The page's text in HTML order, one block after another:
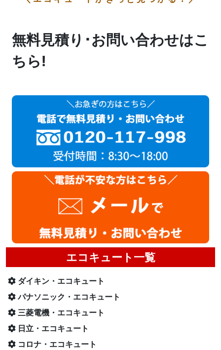
エコキュート一覧
ダイキン・エコキュート
パナソニック・エコキュート
三菱電機・エコキュート
日立・エコキュート
コロナ・エコキュート
無料見積り･お問い合わせはこ
ちら!